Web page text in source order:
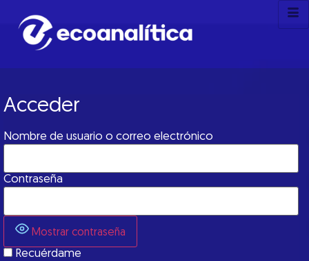
Acceder
Nombre de usuario o correo electrónico
Contraseña
Mostrar contraseña
Recuérdame